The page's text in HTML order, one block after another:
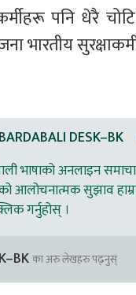
पनि धेरै
भारतीय
DESK–BK
भाषाको अनलाइन
आलोचनात्मक सुझाव
गर्नुहोस् ।
का अरु लेखहरु पढ्नुस्